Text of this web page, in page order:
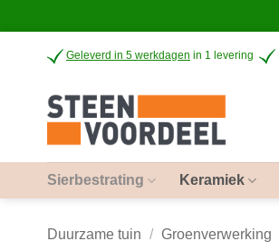
Geleverd in 5 werkdagen in 1 levering
Sierbestrating Keramiek
Duurzame tuin / Groenverwerking